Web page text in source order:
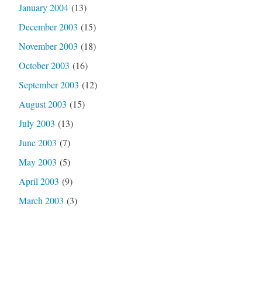
January 2004(13)
December 2003 (15)
November 2003 (18)
October 2003 (16)
September 2003 (12)
August 2003 (15)
July 2003 (13)
June 2003 (7)
May 2003 (5)
April 2003 (9)
March 2003 (3)